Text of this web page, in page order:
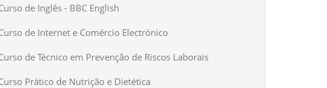
de Inglês - BBC English
de Internet e Comércio Electrónico
de Técnico em Prevenção de Riscos Laborais
Prático de Nutrição e Dietética